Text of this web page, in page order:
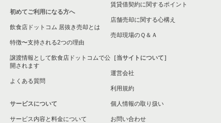
初めてご利用になる方へ
飲食店ドットコム 居抜き売却とは
特徴〜支持される2つの理由
譲渡情報として飲食店ドットコムで公
開されます
よくある質問
サービスについて
サービス内容と料金について
賃貸借契約に関するポイント
店舗売却に関する心構え
売却現場のＱ＆Ａ
［当サイトについて］
運営会社
利用規約
個人情報の取り扱い
お問い合わせ